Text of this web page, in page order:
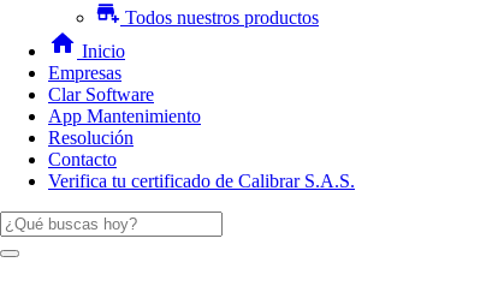
Todos nuestros productos
Inicio
Empresas
Clar Software
App Mantenimiento
Resolución
Contacto
Verifica tu certificado de Calibrar S.A.S.